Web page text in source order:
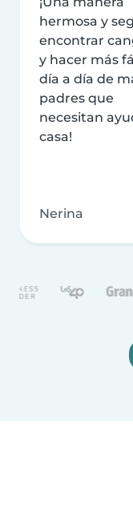
hermosa y
encontrar
y hacer más
día a día de
padres que
necesitan
casa!
Nerina